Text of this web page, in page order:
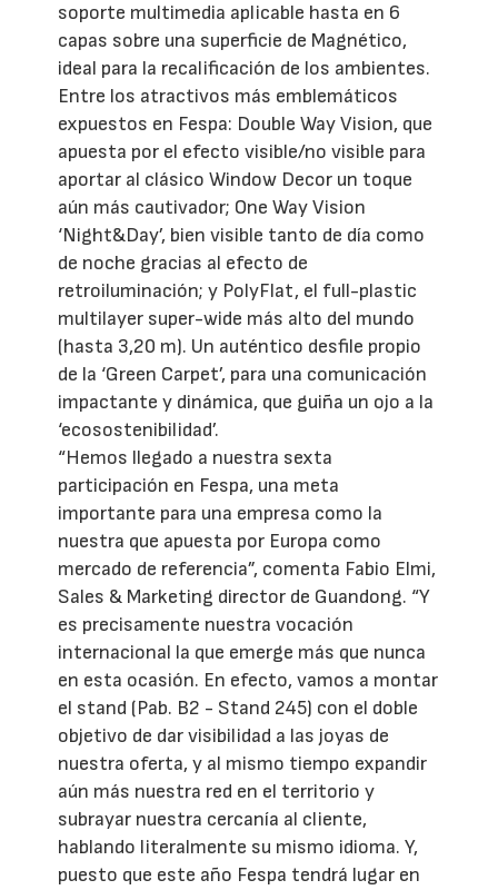
soporte multimedia aplicable hasta en 6
capas sobre una superficie de Magnético,
ideal para la recalificación de los ambientes.
Entre los atractivos más emblemáticos
expuestos en Fespa: Double Way Vision, que
apuesta por el efecto visible/no visible para
aportar al clásico Window Decor un toque
aún más cautivador; One Way Vision
‘Night&Day’, bien visible tanto de día como
de noche gracias al efecto de
retroiluminación; y PolyFlat, el full-plastic
multilayer super-wide más alto del mundo
(hasta 3,20 m). Un auténtico desfile propio
de la ‘Green Carpet’, para una comunicación
impactante y dinámica, que guiña un ojo a la
‘ecosostenibilidad’.
“Hemos llegado a nuestra sexta
participación en Fespa, una meta
importante para una empresa como la
nuestra que apuesta por Europa como
mercado de referencia”, comenta Fabio Elmi,
Sales & Marketing director de Guandong. “Y
es precisamente nuestra vocación
internacional la que emerge más que nunca
en esta ocasión. En efecto, vamos a montar
el stand (Pab. B2 - Stand 245) con el doble
objetivo de dar visibilidad a las joyas de
nuestra oferta, y al mismo tiempo expandir
aún más nuestra red en el territorio y
subrayar nuestra cercanía al cliente,
hablando literalmente su mismo idioma. Y,
puesto que este año Fespa tendrá lugar en